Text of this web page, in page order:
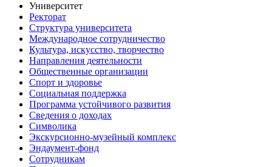
Университет
Ректорат
Структура университета
Международное сотрудничество
Культура, искусство, творчество
Направления деятельности
Общественные организации
Спорт и здоровье
Социальная поддержка
Программа устойчивого развития
Сведения о доходах
Символика
Экскурсионно-музейный комплекс
Эндаумент-фонд
Сотрудникам